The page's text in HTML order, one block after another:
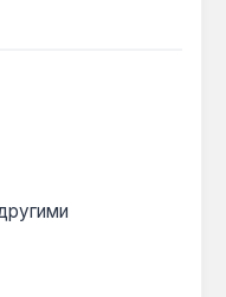
в
очистку.